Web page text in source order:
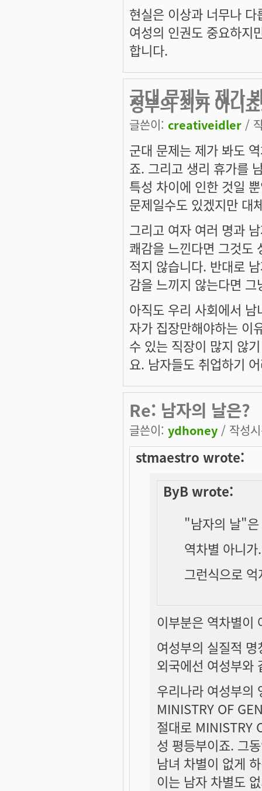
현실은 이상과 너무나 다
여성의 인권도 중요하지
합니다.
군대 문제는 제가
성부의 죄가 아니
글쓴이: creativeidler /
군대 문제는 제가 봐도
죠. 그리고 생리 휴가를
특성 차이에 인한 것일
문제일수도 있겠지만 대
그리고 여자 여러 명과
쾌감을 느낀다면 그것도
적지 않습니다. 반대로
감을 느끼지 않는다면
아직도 우리 사회에서
자가 집장만해야하는 이
수 있는 직장이 많지 않
요. 남자들도 취업하기
Re: 남자의 날은?
글쓴이: ydhoney / 작성
stmaestro wrote:
ByB wrote:
"남자의 날"
역차별 아니
그런식으로
이부분은 역차별이
여성부의 실질적
외국에선 여성부와
우리나라 여성부의
MINISTRY OF
절대로 MINISTRY
성 평등부이죠. 그
남녀 차별이 없게
이는 남자 차별도